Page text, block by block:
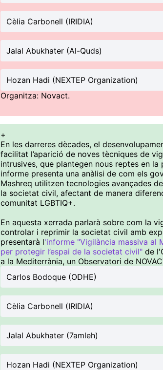
Cèlia Carbonell (IRIDIA)
Jalal Abukhater (Al-Quds)
Hozan Hadi (NEXTEP Organization)
Organitza: Novact.
+
En les darreres dècades, el
facilitat l’aparició de noves tècniques de
intrusives, que plantegen nous reptes en
informe presenta una anàlisi de com els
Mashreq utilitzen tecnologies avançades
la societat civil, afectant de manera
comunitat LGBTIQ+.
En aquesta xerrada parlarà sobre com la
controlar i reprimir la societat civil amb
presentarà l'informe "Vigilància massiva al
per protegir l’espai de la societat civil" de
a la Mediterrània, un Observatori de
Carlos Bodoque (ODHE)
Cèlia Carbonell (IRIDIA)
Jalal Abukhater (7amleh)
Hozan Hadi (NEXTEP Organization)